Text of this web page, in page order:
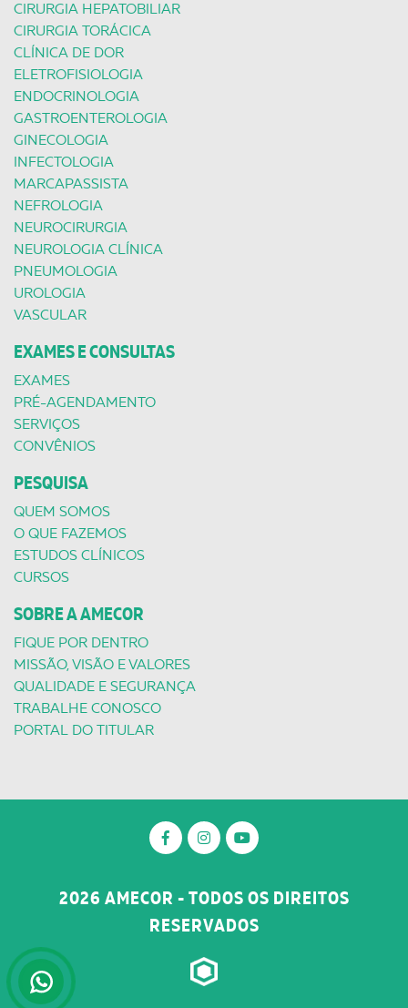
CIRURGIA HEPATOBILIAR
CIRURGIA TORÁCICA
CLÍNICA DE DOR
ELETROFISIOLOGIA
ENDOCRINOLOGIA
GASTROENTEROLOGIA
GINECOLOGIA
INFECTOLOGIA
MARCAPASSISTA
NEFROLOGIA
NEUROCIRURGIA
NEUROLOGIA CLÍNICA
PNEUMOLOGIA
UROLOGIA
VASCULAR
EXAMES E CONSULTAS
EXAMES
PRÉ-AGENDAMENTO
SERVIÇOS
CONVÊNIOS
PESQUISA
QUEM SOMOS
O QUE FAZEMOS
ESTUDOS CLÍNICOS
CURSOS
SOBRE A AMECOR
FIQUE POR DENTRO
MISSÃO, VISÃO E VALORES
QUALIDADE E SEGURANÇA
TRABALHE CONOSCO
PORTAL DO TITULAR
2026 AMECOR - TODOS OS DIREITOS
RESERVADOS